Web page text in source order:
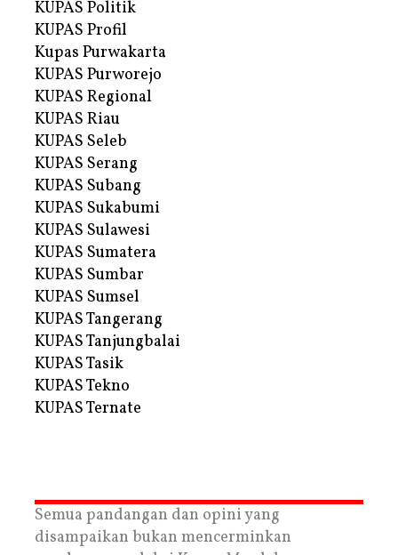
KUPAS Politik
KUPAS Profil
Kupas Purwakarta
KUPAS Purworejo
KUPAS Regional
KUPAS Riau
KUPAS Seleb
KUPAS Serang
KUPAS Subang
KUPAS Sukabumi
KUPAS Sulawesi
KUPAS Sumatera
KUPAS Sumbar
KUPAS Sumsel
KUPAS Tangerang
KUPAS Tanjungbalai
KUPAS Tasik
KUPAS Tekno
KUPAS Ternate
Semua pandangan dan opini yang
disampaikan bukan mencerminkan